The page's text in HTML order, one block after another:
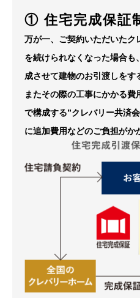
① 住宅完成保証
万が一、ご契約いただいたク
を続けられなくなった場合も、
成させて建物のお引渡しをす
またその際の工事にかかる
で構成する”クレバリー共済
に追加費用などのご負担がか